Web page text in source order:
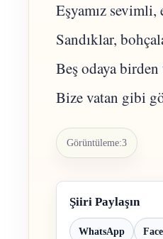
Eşyamız sevimli,
Sandıklar,
Beş odaya
Bize vatan gibi
Görüntüleme:3
Şiiri Paylaşın
WhatsApp